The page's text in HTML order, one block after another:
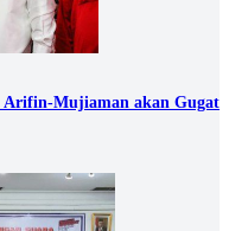
Arifin-Mujiaman akan Gugat